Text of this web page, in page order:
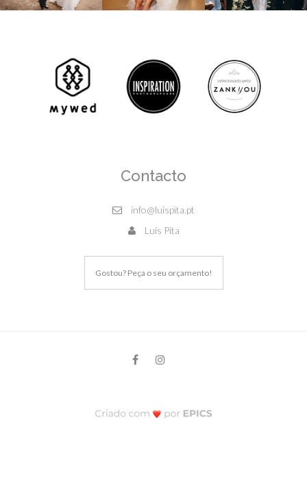
Contacto
info@luispita.pt
Luís Pita
Gostou? Peça o seu orçamento!